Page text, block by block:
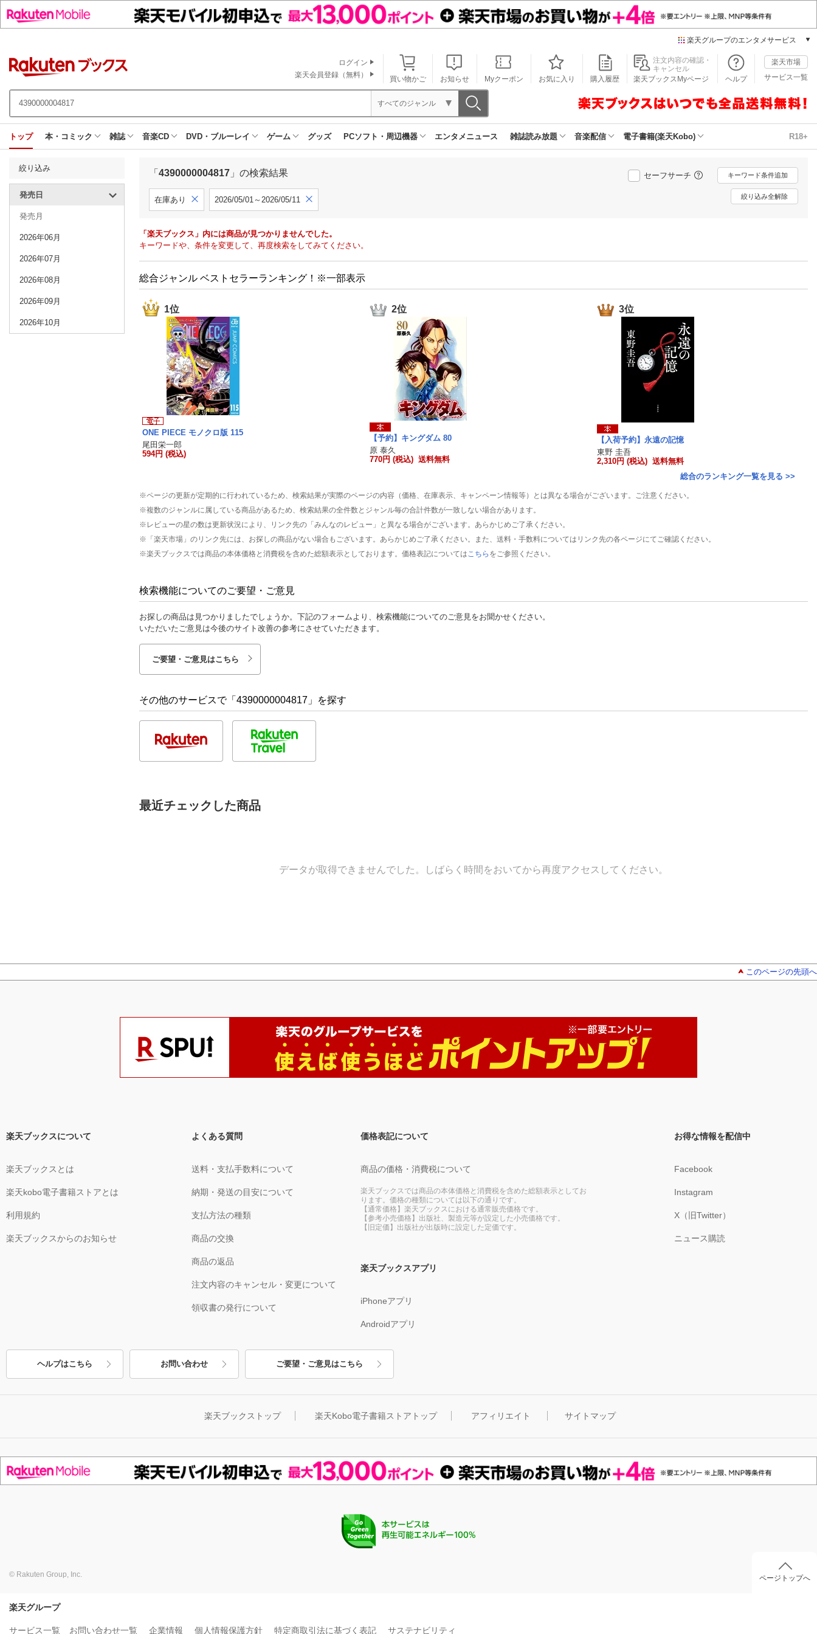
楽天グループのエンタメサービス
本/ゲーム/CD/DVD
楽天ブックス
楽天Kobo
動画配信
楽天TV
動画配信ガイド
チケット
エンタメニュース
買い物かご お知らせ Myクーポン お気に入り 購入履歴
注文内容の確認・
キャンセル
楽天ブックスMyページ
ヘルプ
楽天市場
サービス一覧
ログイン
楽天会員登録（無料）
すべてのジャンル
トップ 本・コミック 雑誌 音楽CD DVD・ブルーレイ ゲーム グッズ PCソフト・周辺機器 エンタメニュース 雑誌読み放題 音楽配信 電子書籍(楽天Kobo) R18+
絞り込み
発売日
発売月
2026年06月
2026年07月
2026年08月
2026年09月
2026年10月
「 4390000004817 」の検索結果 セーフサーチ キーワード条件追加
在庫あり 2026/05/01～2026/05/11 絞り込み全解除
「楽天ブックス」内には商品が見つかりませんでした。
キーワードや、条件を変更して、再度検索をしてみてください。
総合ジャンル ベストセラーランキング！※一部表示
1位
ONE PIECE モノクロ版 115
尾田栄一郎
594円 (税込)
2位
【予約】キングダム 80
原 泰久
770円 (税込) 送料無料
3位
【入荷予約】永遠の記憶
東野 圭吾
2,310円 (税込) 送料無料
総合のランキング一覧を見る >>
※ページの更新が定期的に行われているため、検索結果が実際のページの内容（価格、在庫表示、キャンペーン情報等）とは異なる場合がございます。ご注意ください。
※複数のジャンルに属している商品があるため、検索結果の全件数とジャンル毎の合計件数が一致しない場合があります。
※レビューの星の数は更新状況により、リンク先の「みんなのレビュー」と異なる場合がございます。あらかじめご了承ください。
※「楽天市場」のリンク先には、お探しの商品がない場合もございます。あらかじめご了承ください。また、送料・手数料についてはリンク先の各ページにてご確認ください。
※楽天ブックスでは商品の本体価格と消費税を含めた総額表示としております。価格表記については こちら をご参照ください。
検索機能についてのご要望・ご意見
お探しの商品は見つかりましたでしょうか。下記のフォームより、検索機能についてのご意見をお聞かせください。
いただいたご意見は今後のサイト改善の参考にさせていただきます。
ご要望・ご意見はこちら
その他のサービスで「4390000004817」を探す
最近チェックした商品
データが取得できませんでした。しばらく時間をおいてから再度アクセスしてください。
このページの先頭へ
楽天ブックスについて
楽天ブックスとは
楽天kobo電子書籍ストアとは
利用規約
楽天ブックスからのお知らせ
よくある質問
送料・支払手数料について
納期・発送の目安について
支払方法の種類
商品の交換
商品の返品
注文内容のキャンセル・変更について
領収書の発行について
価格表記について
商品の価格・消費税について
楽天ブックスでは商品の本体価格と消費税を含めた総額表示としてお
ります。価格の種類については以下の通りです。
【通常価格】楽天ブックスにおける通常販売価格です。
【参考小売価格】出版社、製造元等が設定した小売価格です。
【旧定価】出版社が出版時に設定した定価です。
楽天ブックスアプリ
iPhoneアプリ
Androidアプリ
お得な情報を配信中
Facebook
Instagram
X（旧Twitter）
ニュース購読
ヘルプはこちら お問い合わせ ご要望・ご意見はこちら
楽天ブックストップ 楽天Kobo電子書籍ストアトップ アフィリエイト サイトマップ
© Rakuten Group, Inc. ページトップへ
楽天グループ
サービス一覧 お問い合わせ一覧 企業情報 個人情報保護方針 特定商取引法に基づく表記 サステナビリティ